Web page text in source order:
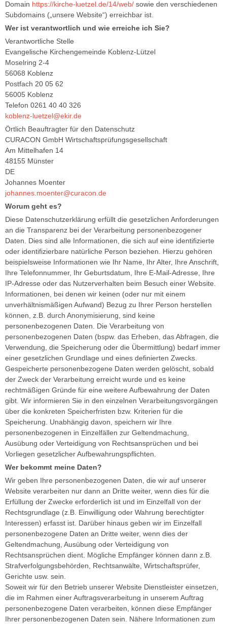
Domain https://kirche-luetzel.de/14/web/ sowie den verschiedenen
Subdomains („unsere Website“) erreichbar ist.
Wer ist verantwortlich und wie erreiche ich Sie?
Verantwortliche Stelle
Evangelische Kirchengemeinde Koblenz-Lützel
Moselring 2-4
56068 Koblenz
Postfach 20 05 62
56005 Koblenz
Telefon 0261 40 40 326
koblenz-luetzel@ekir.de
Örtlich Beauftragter für den Datenschutz
CURACON GmbH Wirtschaftsprüfungsgesellschaft
Am Mittelhafen 14
48155 Münster
DE
Johannes Moenter
johannes.moenter@curacon.de
Worum geht es?
Diese Datenschutzerklärung erfüllt die gesetzlichen Anforderungen
an die Transparenz bei der Verarbeitung personenbezogener
Daten. Dies sind alle Informationen, die sich auf eine identifizierte
oder identifizierbare natürliche Person beziehen. Hierzu gehören
beispielsweise Informationen wie Ihr Name, Ihr Alter, Ihre Anschrift,
Ihre Telefonnummer, Ihr Geburtsdatum, Ihre E-Mail-Adresse, Ihre
IP-Adresse oder das Nutzerverhalten beim Besuch einer Website.
Informationen, bei denen wir keinen (oder nur mit einem
unverhältnismäßigen Aufwand) Bezug zu Ihrer Person herstellen
können, z.B. durch Anonymisierung, sind keine
personenbezogenen Daten. Die Verarbeitung von
personenbezogenen Daten (bspw. das Erheben, das Abfragen, die
Verwendung, die Speicherung oder die Übermittlung) bedarf immer
einer gesetzlichen Grundlage und eines definierten Zwecks.
Gespeicherte personenbezogene Daten werden gelöscht, sobald
der Zweck der Verarbeitung erreicht wurde und es keine
rechtmäßigen Gründe für eine weitere Aufbewahrung der Daten
gibt. Wir informieren Sie in den einzelnen Verarbeitungsvorgängen
über die konkreten Speicherfristen bzw. Kriterien für die
Speicherung. Unabhängig davon, speichern wir Ihre
personenbezogenen in Einzelfällen zur Geltendmachung,
Ausübung oder Verteidigung von Rechtsansprüchen und bei
Vorliegen gesetzlicher Aufbewahrungspflichten.
Wer bekommt meine Daten?
Wir geben Ihre personenbezogenen Daten, die wir auf unserer
Website verarbeiten nur dann an Dritte weiter, wenn dies für die
Erfüllung der Zwecke erforderlich ist und im Einzelfall von der
Rechtsgrundlage (z.B. Einwilligung oder Wahrung berechtigter
Interessen) erfasst ist. Darüber hinaus geben wir im Einzelfall
personenbezogene Daten an Dritte weiter, wenn dies der
Geltendmachung, Ausübung oder Verteidigung von
Rechtsansprüchen dient. Mögliche Empfänger können dann z.B.
Strafverfolgungsbehörden, Rechtsanwälte, Wirtschaftsprüfer,
Gerichte usw. sein.
Soweit wir für den Betrieb unserer Website Dienstleister einsetzen,
die im Rahmen einer Auftragsverarbeitung in unserem Auftrag
personenbezogene Daten verarbeiten, können diese Empfänger
Ihrer personenbezogenen Daten sein. Nähere Informationen zum